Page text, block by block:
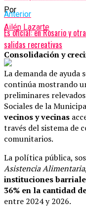
Anterior
Es oficial: en Rosario y
salidas recreativas
Por
Ailén Lazarte
Consolidación y
La demanda de
continúa mostrando
preliminares
Sociales de la
vecinos y vecinas
través del sistema de
comunitarios.
La política pública,
Asistencia Alimentaria
instituciones
36% en la cantidad
entre 2024 y 2026.